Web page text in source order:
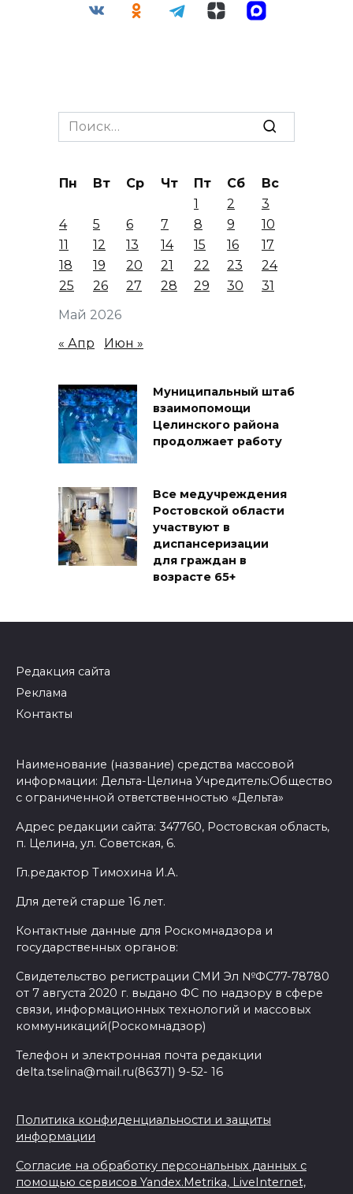
Search
for:
Май 2026
Пн Вт Ср Чт Пт Сб
Вс
1
2
3
4
5 6 7 8 9
10
11
12 13 14 15 16
17
18
19 20 21 22 23
24
25
26 27 28 29 30 31
« Апр Июн »
Муниципальный штаб
взаимопомощи
Целинского района
продолжает работу
Все медучреждения
Ростовской области
участвуют в
диспансеризации
для граждан в
возрасте 65+
Редакция сайта
Реклама
Контакты
Наименование (название) средства массовой
информации: Дельта-Целина Учредитель:Общество
с ограниченной ответственностью «Дельта»
Адрес редакции сайта: 347760, Ростовская область,
п. Целина, ул. Советская, 6.
Гл.редактор Тимохина И.А.
Для детей старше 16 лет.
Контактные данные для Роскомнадзора и
государственных органов:
Свидетельство регистрации СМИ Эл №ФС77-78780
от 7 августа 2020 г. выдано ФС по надзору в сфере
связи, информационных технологий и массовых
коммуникаций(Роскомнадзор)
Телефон и электронная почта редакции
delta.tselina@mail.ru(86371) 9-52- 16
Политика конфиденциальности и защиты
информации
Согласие на обработку персональных данных с
помощью сервисов Yandex.Metrika, LiveInternet,